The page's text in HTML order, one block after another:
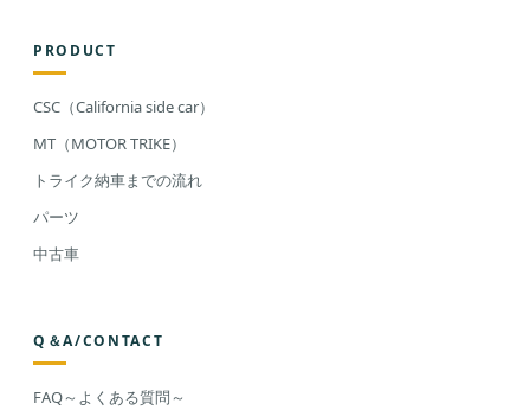
PRODUCT
CSC（California side car）
MT（MOTOR TRIKE）
トライク納車までの流れ
パーツ
中古車
Q＆A/CONTACT
FAQ～よくある質問～